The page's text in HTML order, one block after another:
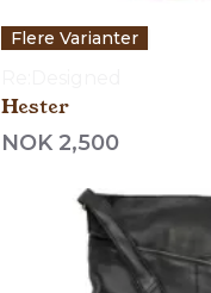
Flere Varianter
Hester
NOK 2,500